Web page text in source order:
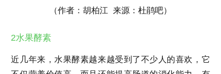
（作者：胡柏江 来源：杜鹃吧）
2水果酵素
近几年来，水果酵素越来越受到了不少人的喜欢，它